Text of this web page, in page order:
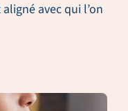
avec qui l’on